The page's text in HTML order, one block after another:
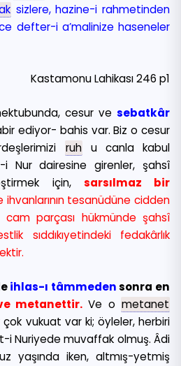
sizlere, hazine-i rahmetinden
defter-i a’malinize haseneler
Kastamonu Lahikası 246 p1
cesur vesebatkâr
ediyor- bahis var. Biz o cesur
ruh u canla kabul
i Nur dairesine girenler, şahsî
için, sarsılmaz bir
tesanüdüne cidden
parçası hükmünde şahsî
sıddıkıyetindeki fedakârlık
ihlas-ı tâmmedensonra en
metanettir. Ve o metanet
vukuat var ki; öyleler, herbiri
i Nuriyede muvaffak olmuş. Âdi
yaşında iken, altmış-yetmiş